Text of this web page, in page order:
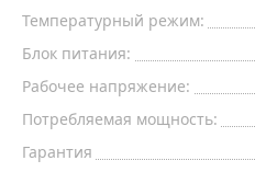
Температурный режим:
Блок питания:
Рабочее напряжение:
Потребляемая мощность:
Гарантия